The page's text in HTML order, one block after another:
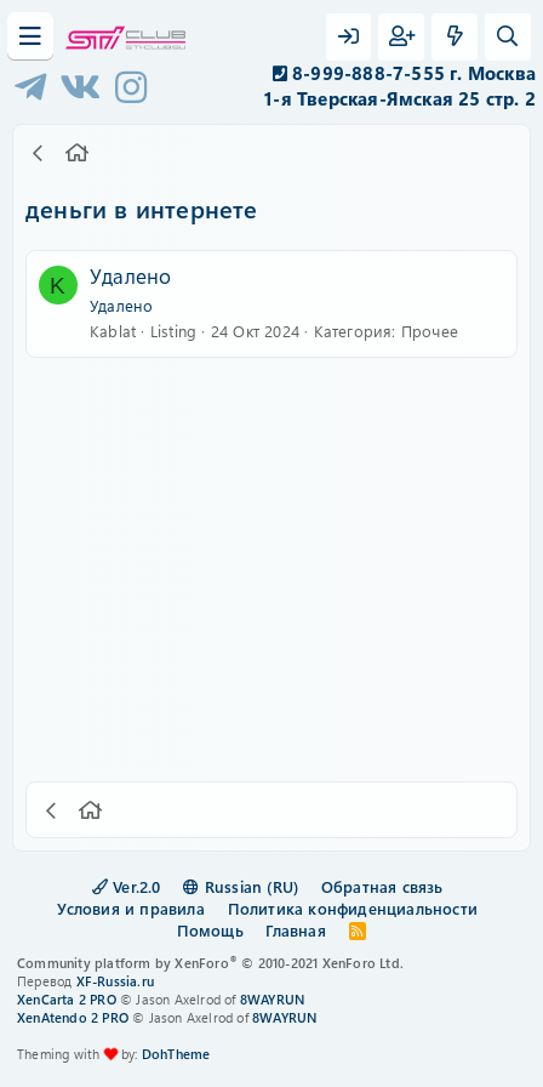
8-999-888-7-555 г. Москва
1-я Тверская-Ямская 25 стр. 2
деньги в интернете
K Удалено
Удалено
Kablat
Listing 24 Окт 2024 Категория: Прочее
Ver.2.0 Russian (RU)
Обратная связь
Условия и правила
Политика конфиденциальности
Помощь
Главная
R
S
Community platform by XenForo® © 2010-2021 XenForo Ltd.
Перевод XF-Russia.ru
XenCarta 2 PRO© Jason Axelrod of 8WAYRUN
XenAtendo 2 PRO © Jason Axelrod of8WAYRUN
Theming with
by: DohTheme